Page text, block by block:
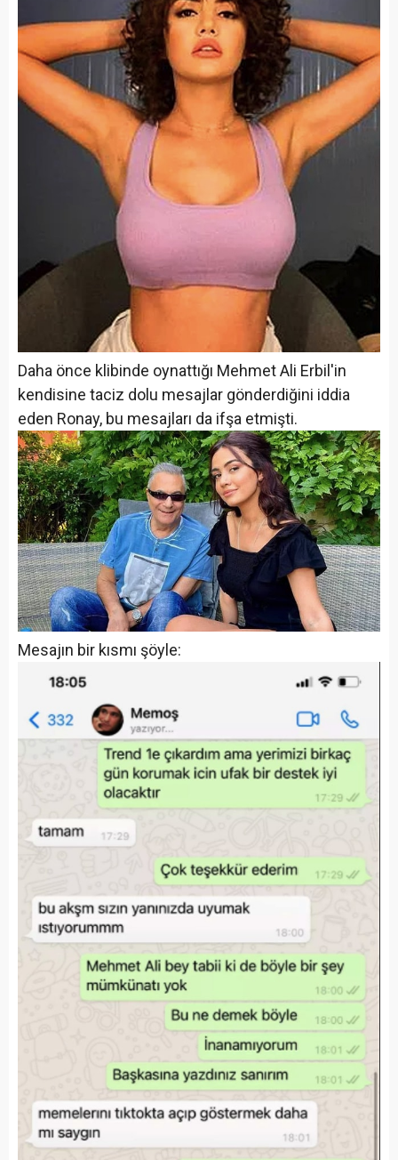
Daha önce klibinde oynattığı Mehmet Ali Erbil'in
kendisine taciz dolu mesajlar gönderdiğini iddia
eden Ronay, bu mesajları da ifşa etmişti.
Mesajın bir kısmı şöyle: